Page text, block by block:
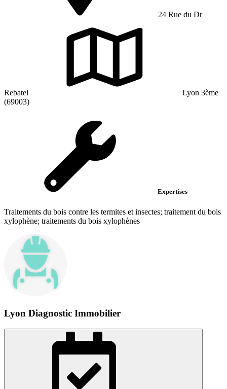
24 Rue du Dr
Rebatel
Lyon 3ème
(69003)
Expertises
Traitements du bois contre les termites et insectes; traitement du bois
xylophène; traitements du bois xylophènes
Lyon Diagnostic Immobilier